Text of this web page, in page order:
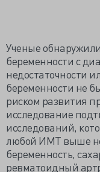
Ученые
беременности с
недостаточности
беременности не
риском развития
исследование
исследований,
любой ИМТ выше
беременность,
ревматоидный